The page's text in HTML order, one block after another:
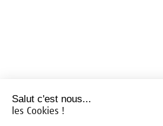
Salut c'est nous...
les Cookies !